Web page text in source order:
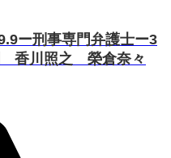
ー刑事専門弁護士ー3
香川照之 榮倉奈々